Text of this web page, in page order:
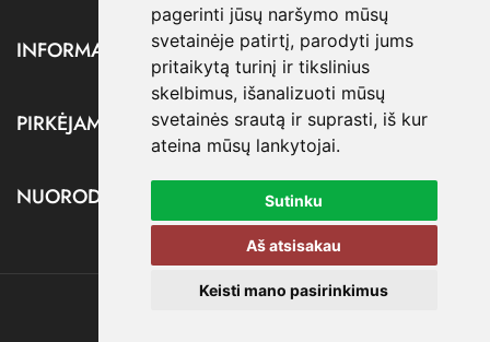
pagerinti jūsų naršymo mūsų
svetainėje patirtį, parodyti jums
pritaikytą turinį ir tikslinius
skelbimus, išanalizuoti mūsų
svetainės srautą ir suprasti, iš kur
ateina mūsų lankytojai.
Sutinku
Aš atsisakau
Keisti mano pasirinkimus
INFORMACIJA
PIRKĖJAMS
NUORODOS